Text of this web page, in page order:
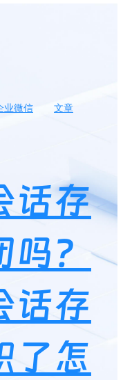
业微信
文章
话存
？
话存
了怎